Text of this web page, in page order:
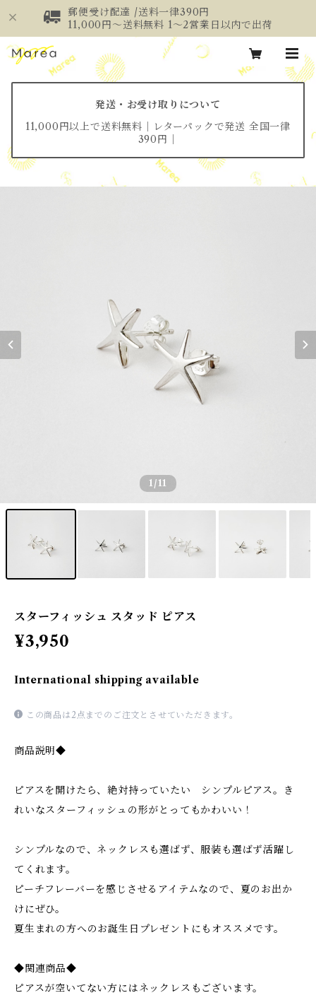
郵便受け配達 /送料一律390円
11,000円～送料無料 1～2営業日以内で出荷
発送・お受け取りについて
11,000円以上で送料無料│レターパックで発送 全国一律
390円│
1 /11
スターフィッシュ スタッド ピアス
¥3,950
International shipping available
この商品は2点までのご注文とさせていただきます。
商品説明◆
ピアスを開けたら、絶対持っていたい シンプルピアス。き
れいなスターフィッシュの形がとってもかわいい！
シンプルなので、ネックレスも選ばず、服装も選ばず活躍し
てくれます。
ピーチフレーバーを感じさせるアイテムなので、夏のお出か
けにぜひ。
夏生まれの方へのお誕生日プレゼントにもオススメです。
◆関連商品◆
ピアスが空いてない方にはネックレスもございます。